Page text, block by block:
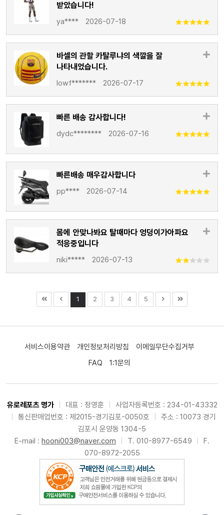
받았습니다!
ya**** 2026-07-18
바셀의 관할 카탈루냐의 색깔을 잘
나타내었습니다.
lowf******* 2026-07-17
빠른 배송 감사합니다!
dydc******** 2026-07-16
빠른배송 매우감사합니다
pp**** 2026-07-14
몸에 안맞나봐요 탈때마다 엉덩이가아파요
적응중입니다
niki***** 2026-07-13
1 2 3 4 5
서비스이용약관 개인정보처리방침
이메일무단수집거부
FAQ
1:1문의
유로레포츠 명가 대표 : 정영훈
사업자등록번호 : 234-01-43332
통신판매업번호 : 제2015-경기김포-0050호
주소 : 10073 경기
김포시 운양동 1304-5
E-mail : hooni003@naver.com T. 010-8977-6549
F.
070-8972-2055